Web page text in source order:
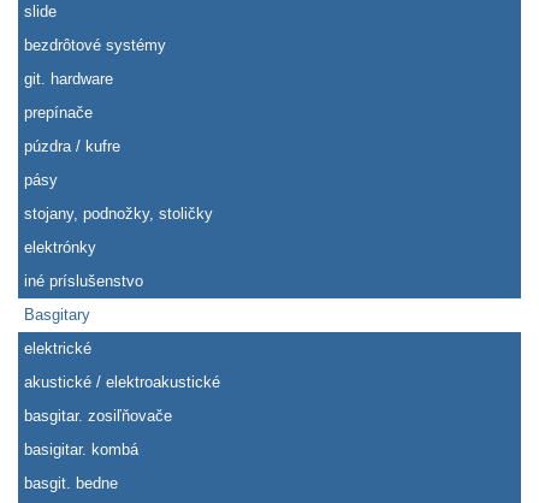
slide
bezdrôtové systémy
git. hardware
prepínače
púzdra / kufre
pásy
stojany, podnožky, stoličky
elektrónky
iné príslušenstvo
Basgitary
elektrické
akustické / elektroakustické
basgitar. zosiľňovače
basigitar. kombá
basgit. bedne